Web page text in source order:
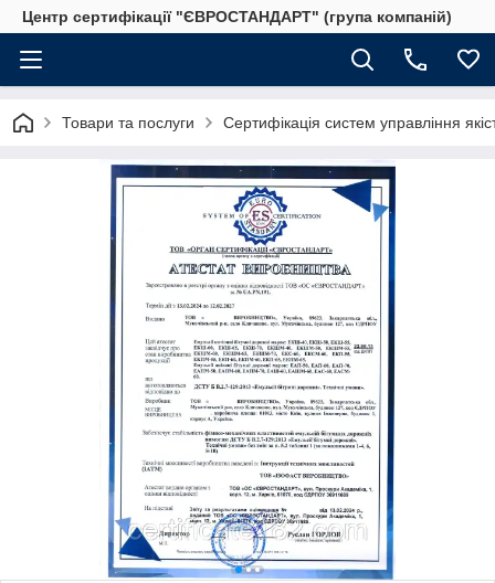
Центр сертифікації "ЄВРОСТАНДАРТ" (група компаній)
Товари та послуги Сертифікація систем управління